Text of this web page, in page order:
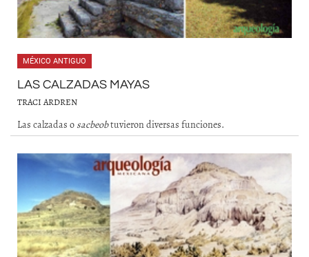
MÉXICO ANTIGUO
LAS CALZADAS MAYAS
TRACI ARDREN
Las calzadas o sacbeobtuvieron diversas funciones.